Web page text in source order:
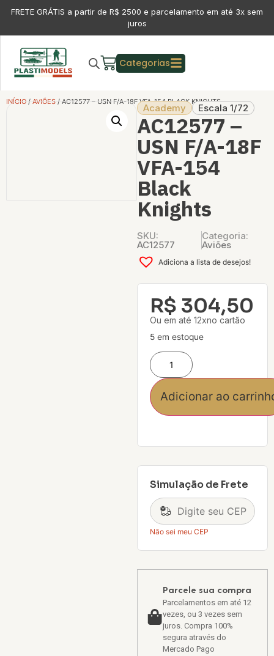
FRETE GRÁTIS a partir de R$ 2500 e parcelamento em até 3x sem
juros
Categorias
INÍCIO / AVIÕES / AC12577 – USN F/A-18F VFA-154 BLACK KNIGHTS
Academy Escala 1/72
AC12577 –
USN F/A-18F
VFA-154
Black
Knights
SKU:
AC12577
Categoria:
Aviões
Adiciona a lista de desejos!
R$ 304,50
Ou em até 12xno cartão
5 em estoque
Adicionar ao
Simulação de Frete
Não sei meu CEP
Parcele sua compra
Parcelamentos em até 12
vezes, ou 3 vezes sem
juros. Compra 100%
segura através do
Mercado Pago